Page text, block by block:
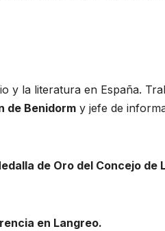
y la literatura en España.
de Benidorm y jefe de
de Oro del Concejo de
en Langreo.